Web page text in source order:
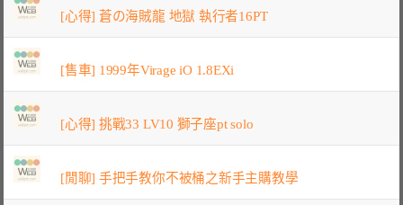
[心得] 蒼の海賊龍 地獄 執行者16PT
[售車] 1999年Virage iO 1.8EXi
[心得] 挑戰33 LV10 獅子座pt solo
[閒聊] 手把手教你不被桶之新手主購教學